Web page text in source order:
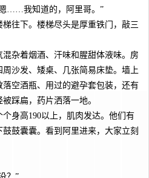
……我知道的，阿里哥。”
往下。楼梯尽头是厚重铁门，敲三
杂着烟酒、汗味和腥甜体液味。房
沙发、矮桌、几张简易床垫。墙上
空酒瓶、用过的避孕套包装，还有
踩扁，药片洒落一地。
身高190以上，肌肉发达。他们有
鼓囊囊。看到阿里进来，大家立刻